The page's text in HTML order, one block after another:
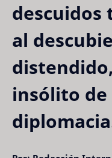
descuidos
al
insólito de